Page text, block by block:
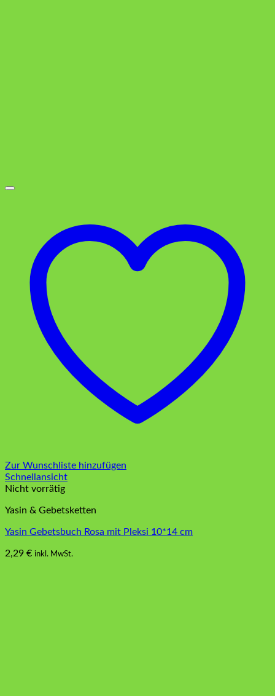
Zur Wunschliste hinzufügen
Schnellansicht
Nicht vorrätig
Yasin & Gebetsketten
Yasin Gebetsbuch Rosa mit Pleksi 10*14 cm
2,29 € inkl. MwSt.